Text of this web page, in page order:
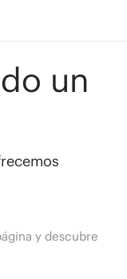
un
y descubre